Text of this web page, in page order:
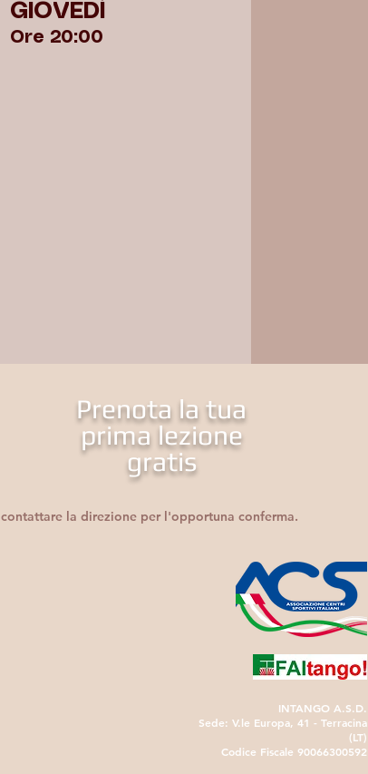
GIOVEDÌ
Ore 20:00
Prenota la tua
prima lezione
gratis
la direzione per l'opportuna conferma.
INTANGO A.S.D.
Sede: V.le Europa, 41 - Terracina
(LT)
Codice Fiscale 90066300592